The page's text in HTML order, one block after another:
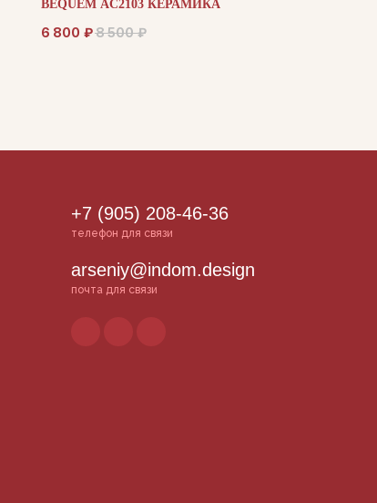
BEQUEM AC2103 КЕРАМИКА
6 800 ₽8 500 ₽
+7 (905) 208-46-36
телефон для связи
arseniy@indom.design
почта для связи